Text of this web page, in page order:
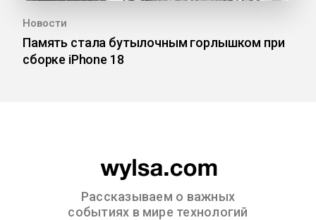
Новости
Память стала бутылочным горлышком при
сборке iPhone 18
Рассказываем о важных
событиях в мире технологий